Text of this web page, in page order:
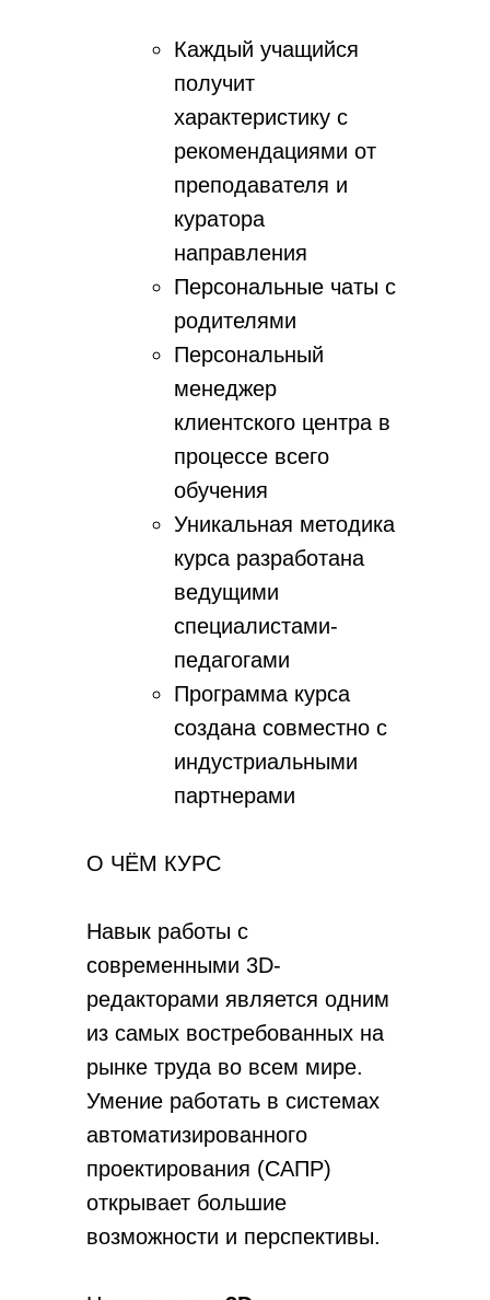
Каждый учащийся
получит
характеристику с
рекомендациями от
преподавателя и
куратора
направления
Персональные чаты с
родителями
Персональный
менеджер
клиентского центра в
процессе всего
обучения
Уникальная методика
курса разработана
ведущими
специалистами-
педагогами
Программа курса
создана совместно с
индустриальными
партнерами
О ЧЁМ КУРС
Навык работы с
современными 3D-
редакторами является одним
из самых востребованных на
рынке труда во всем мире.
Умение работать в системах
автоматизированного
проектирования (САПР)
открывает большие
возможности и перспективы.